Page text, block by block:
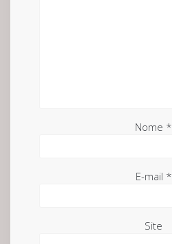
Nome *
E-mail *
Site